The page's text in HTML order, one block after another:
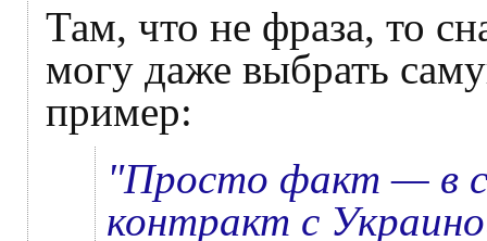
Там, что не фраза, то
могу даже выбрать
пример:
"Просто факт — в
контракт с